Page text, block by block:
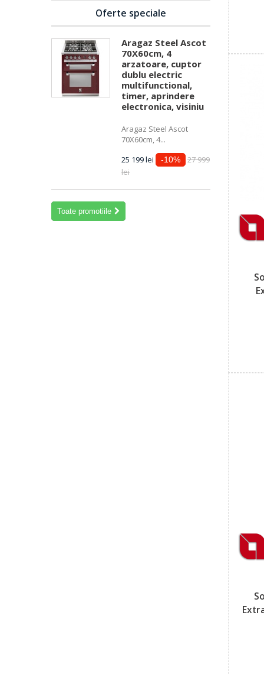
Oferte speciale
Aragaz Steel Ascot
70X60cm, 4
arzatoare, cuptor
dublu electric
multifunctional,
timer, aprindere
electronica, visiniu
Aragaz Steel Ascot
70X60cm, 4...
25 199 lei
-10%
27 999
lei
Toate promotiile